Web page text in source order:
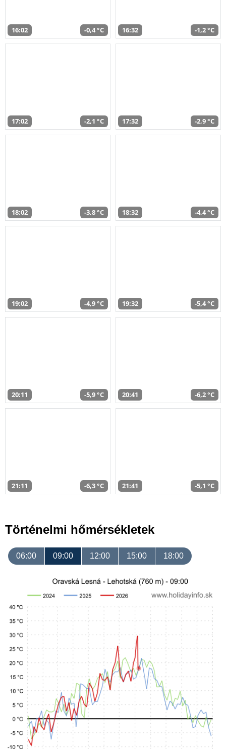
16:02 -0,4 °C 16:32 -1,2 °C
17:02 -2,1 °C 17:32 -2,9 °C
18:02 -3,8 °C 18:32 -4,4 °C
19:02 -4,9 °C 19:32 -5,4 °C
20:11 -5,9 °C 20:41 -6,2 °C
21:11 -6,3 °C 21:41 -5,1 °C
Történelmi hőmérsékletek
06:00 09:00 12:00 15:00 18:00